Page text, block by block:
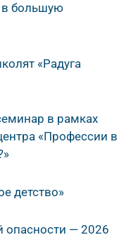
в большую
«Радуга
в рамках
«Профессии в
детство»
опасности — 2026